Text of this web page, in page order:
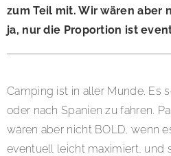
zum Teil mit. Wir wären aber
ja, nur die Proportion ist
Camping ist in aller Munde. Es
oder nach Spanien zu fahren.
wären aber nicht BOLD, wenn
eventuell leicht maximiert, und